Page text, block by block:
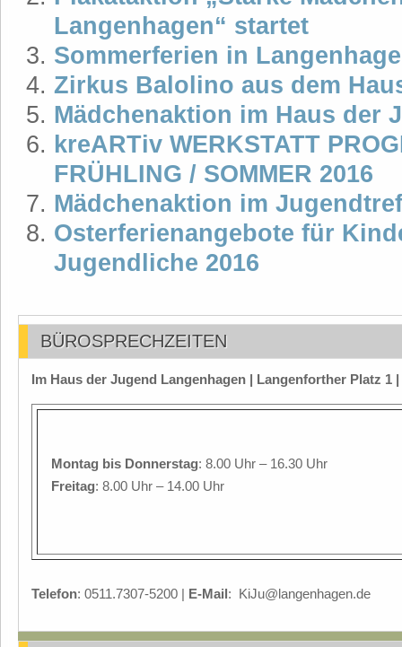
Langenhagen“ startet
Sommerferien in
Zirkus Balolino aus dem
Mädchenaktion im Haus der
kreARTiv WERKSTATT
FRÜHLING / SOMMER 2016
Mädchenaktion im
Osterferienangebote für
Jugendliche 2016
BÜROSPRECHZEITEN
Im Haus der Jugend Langenhagen | Langenforther Platz 1
Montag bis Donnerstag: 8.00 Uhr – 16.30 Uhr
Freitag: 8.00 Uhr – 14.00 Uhr
Telefon: 0511.7307-5200 | E-Mail: KiJu@langenhagen.de